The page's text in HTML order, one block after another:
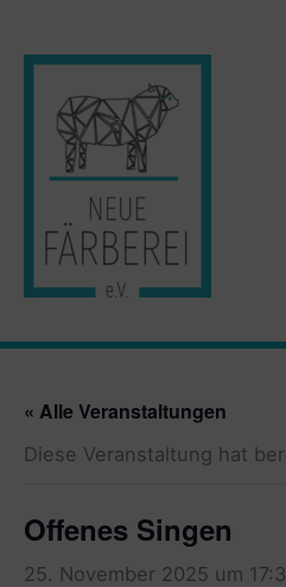
« Alle Veranstaltungen
Diese Veranstaltung hat
Offenes Singen
25. November 2025 um